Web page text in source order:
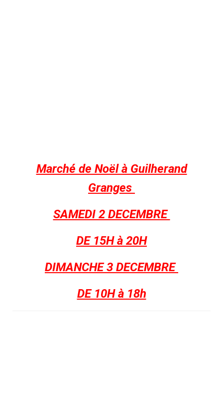
Marché de Noël à Guilherand
Granges
SAMEDI 2 DECEMBRE
DE 15H à 20H
DIMANCHE 3 DECEMBRE
DE 10H à 18h